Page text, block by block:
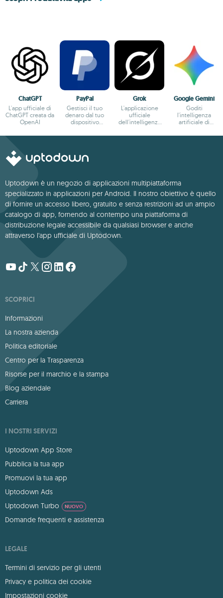
ChatGPT
L'app ufficiale di
ChatGPT creata da
OpenAI
PayPal
Gestisci il tuo
denaro dal tuo
dispositivo
Grok
L'applicazione
ufficiale
dell'intelligenza
Google Gemini
Goditi
l'intelligenza
artificiale di
dispositivo con la
Uptodown è un negozio di applicazioni multipiattaforma
specializzato in applicazioni per Android. Il nostro obiettivo è quello
di fornire un accesso libero, gratuito e senza restrizioni ad un ampio
catalogo di app, fornendo al contempo una piattaforma di
distribuzione legale accessibile da qualsiasi browser e anche
attraverso l'app ufficiale di Uptodown.
SCOPRICI
Informazioni
La nostra azienda
Politica editoriale
Centro per la Trasparenza
Risorse per il marchio e la stampa
Blog aziendale
Carriera
I NOSTRI SERVIZI
Uptodown App Store
Pubblica la tua app
Promuovi la tua app
Uptodown Ads
Uptodown Turbo
NUOVO
Domande frequenti e assistenza
LEGALE
Termini di servizio per gli utenti
Privacy e politica dei cookie
Impostazioni cookie